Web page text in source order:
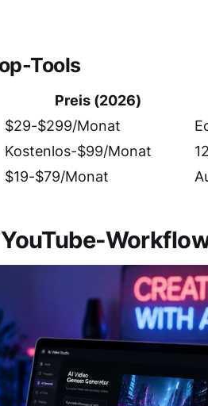
Tools
Preis (2026)
$29-$299/Monat
Kostenlos-$99/Monat
$19-$79/Monat